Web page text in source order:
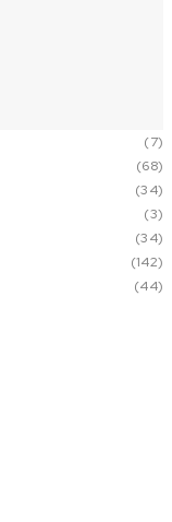
(7)
(68)
(34)
(3)
(34)
(142)
(44)